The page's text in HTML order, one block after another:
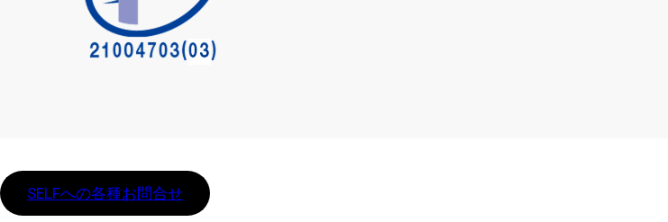
SELFへの各種お問合せ